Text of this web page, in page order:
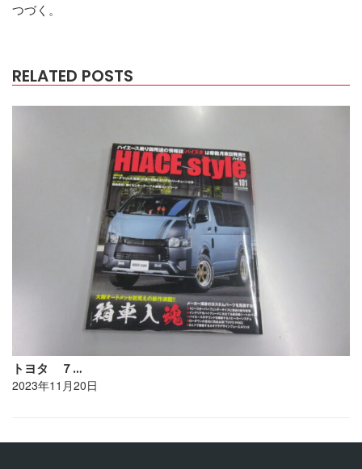
つづく。
RELATED POSTS
トヨタ ７…
2023年11月20日